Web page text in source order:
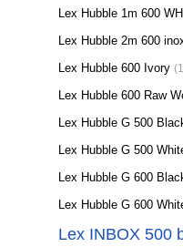
Lex Hubble 1m 600
Lex Hubble 2m 600
Lex Hubble 600 Ivory
Lex Hubble 600 Raw
Lex Hubble G 500
Lex Hubble G 500
Lex Hubble G 600
Lex Hubble G 600
Lex INBOX 500